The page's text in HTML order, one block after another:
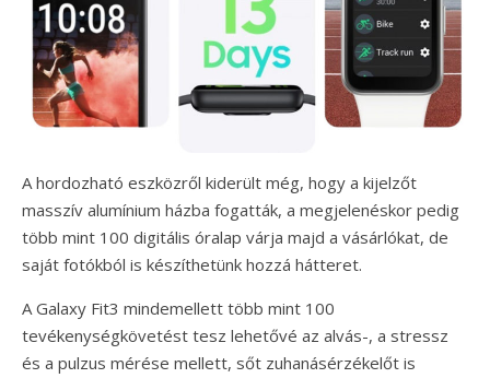
A hordozható eszközről kiderült még, hogy a kijelzőt
masszív alumínium házba fogatták, a megjelenéskor pedig
több mint 100 digitális óralap várja majd a vásárlókat, de
saját fotókból is készíthetünk hozzá hátteret.
A Galaxy Fit3 mindemellett több mint 100
tevékenységkövetést tesz lehetővé az alvás-, a stressz
és a pulzus mérése mellett, sőt zuhanásérzékelőt is